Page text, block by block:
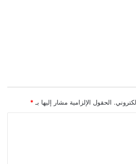
الحقول الإلزامية مشار إليها بـ *